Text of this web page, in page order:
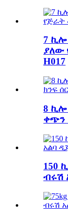
7 ኪሎ
ያለው
H017
8
ቀጭን
150
ብሩሽ